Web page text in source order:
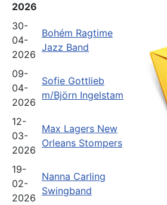
2026
30-
04-
2026
Bohém Ragtime
Jazz Band
09-
04-
2026
Sofie Gottlieb
m/Björn Ingelstam
12-
03-
2026
Max Lagers New
Orleans Stompers
19-
02-
2026
Nanna Carling
Swingband